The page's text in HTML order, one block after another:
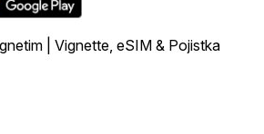
| Vignette, eSIM & Pojistka